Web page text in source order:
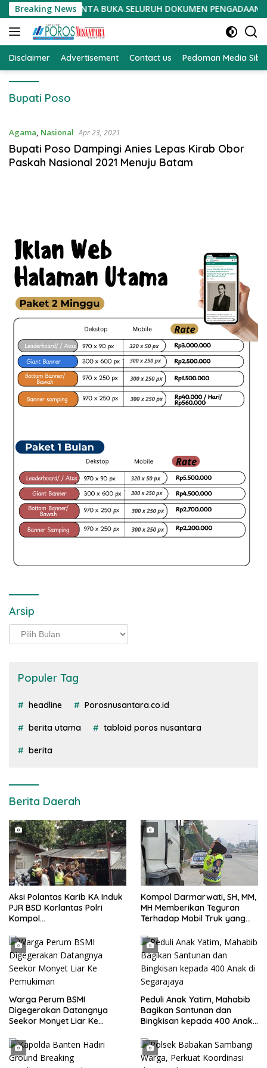
Langsung
ke
konten
Breaking News
DIMINTA BUKA SELURUH DOKUMEN PENGADAAN TANAH PSN
Disclaimer Advertisement Contact us Pedoman Media
Bupati Poso
Agama, Nasional Apr 23, 2021
Bupati Poso Dampingi Anies Lepas Kirab Obor
Paskah Nasional 2021 Menuju Batam
Arsip
Arsip
Populer Tag
headline Porosnusantara.co.id
berita utama tabloid poros nusantara
berita
Berita Daerah
Aksi Polantas Karib KA Induk
PJR BSD Korlantas Polri
Kompol
bersama Personilnya
Membagikan Bendera Merah
Putih Berserta Tiangnya
Kompol Darmarwati, SH, MM,
MH Memberikan Teguran
Terhadap Mobil Truk yang
Tanggerang Kota
Warga Perum BSMI
Digegerakan Datangnya
Seekor Monyet Liar Ke
Peduli Anak Yatim, Mahabib
Bagikan Santunan dan
Bingkisan kepada 400 Anak